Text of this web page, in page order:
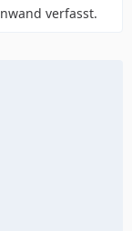
verfasst.